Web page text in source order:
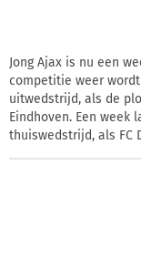
Jong Ajax is nu een
competitie weer
uitwedstrijd, als de
Eindhoven. Een week
thuiswedstrijd, als FC